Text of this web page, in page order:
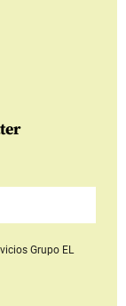
Grupo EL